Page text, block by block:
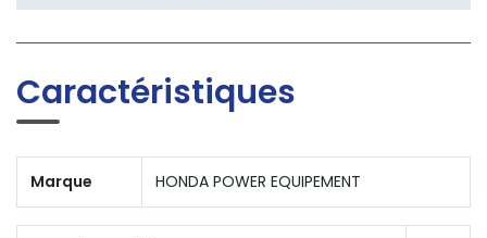
Caractéristiques
Marque HONDA POWER EQUIPEMENT